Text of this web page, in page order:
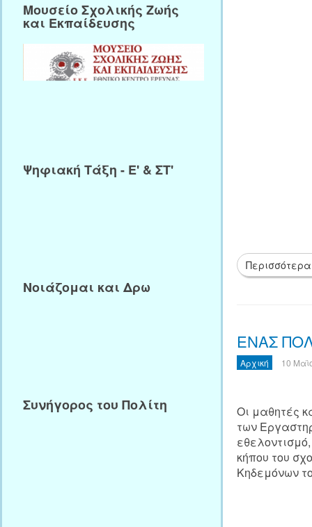
ΕΝΑΣ
Αρχική 10
Οι μαθητές
των
κήπου του
Κηδεμόνων
Μουσείο Σχολικής Ζωής
και Εκπαίδευσης
Ψηφιακή Τάξη - Ε' & ΣΤ'
Νοιάζομαι και Δρω
Συνήγορος του Πολίτη